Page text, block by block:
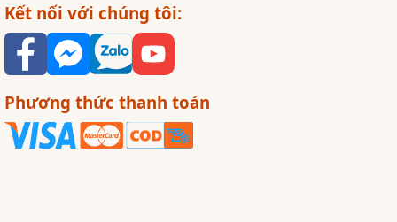
Kết nối với chúng tôi:
Phương thức thanh toán